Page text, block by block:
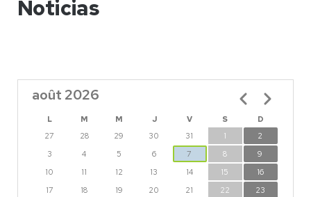
Noticias
août 2026
L M M J V S
D
27
28 29 30 31 1
2
3
4 5 6 7 8
9
10
11 12 13 14 15
16
17
18 19 20 21 22
23
Pagination